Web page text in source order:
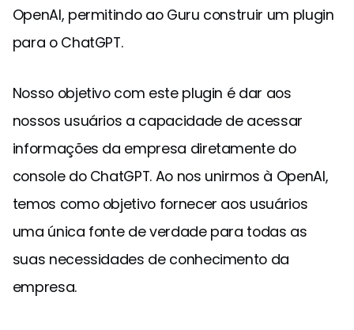
OpenAI, permitindo ao Guru construir um plugin
para o ChatGPT.
Nosso objetivo com este plugin é dar aos
nossos usuários a capacidade de acessar
informações da empresa diretamente do
console do ChatGPT. Ao nos unirmos à OpenAI,
temos como objetivo fornecer aos usuários
uma única fonte de verdade para todas as
suas necessidades de conhecimento da
empresa.